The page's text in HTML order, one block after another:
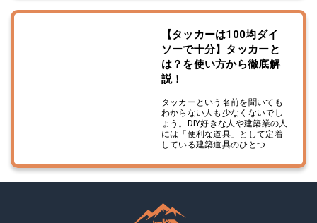
【タッカーは100均ダイ
ソーで十分】タッカーと
は？を使い方から徹底解
説！
タッカーという名前を聞いても
わからない人も少なくないでし
ょう。DIY好きな人や建築業の人
には「便利な道具」として定着
している建築道具のひとつ...